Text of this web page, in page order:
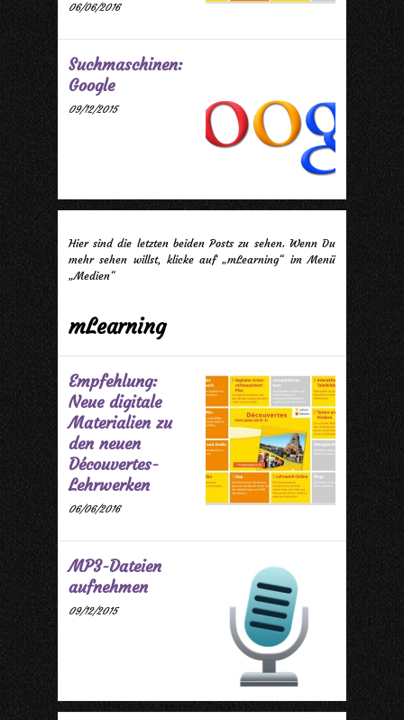
06/06/2016
Suchmaschinen:
Google
09/12/2015
Hier sind die letzten beiden Posts zu sehen. Wenn Du
mehr sehen willst, klicke auf „mLearning“ im Menü
„Medien“
mLearning
Empfehlung:
Neue digitale
Materialien zu
den neuen
Découvertes-
Lehrwerken
06/06/2016
MP3-Dateien
aufnehmen
09/12/2015